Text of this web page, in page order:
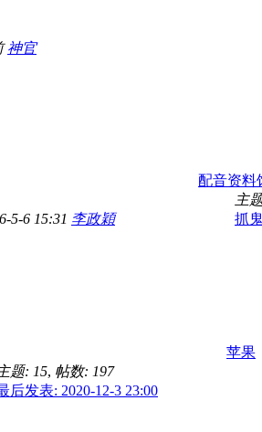
神官
5-6 15:31 李政穎
配音资料
主
抓
题: 15, 帖数: 197
后发表: 2020-12-3 23:00
苹果